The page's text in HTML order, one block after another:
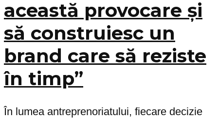
această provocare și
să construiesc un
brand care să reziste
în timp”
În lumea antreprenoriatului, fiecare decizie